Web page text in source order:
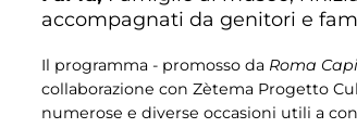
accompagnati da genitori e
Il programma - promosso da Roma
collaborazione con Zètema Progetto
numerose e diverse occasioni utili a